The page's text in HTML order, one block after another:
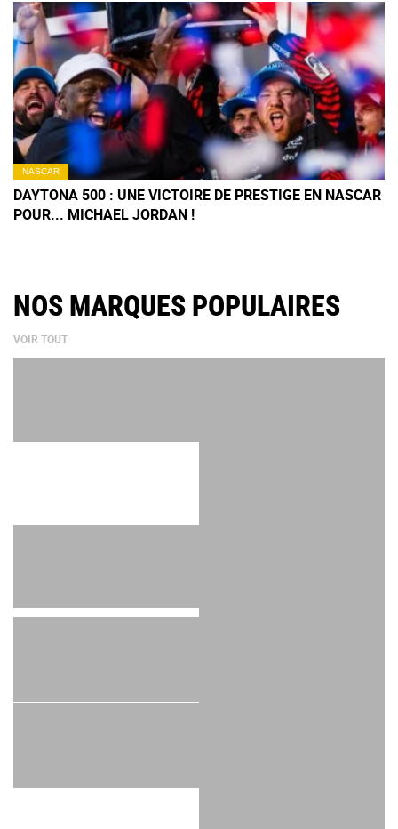
NASCAR
DAYTONA 500 : UNE VICTOIRE DE PRESTIGE EN NASCAR
POUR... MICHAEL JORDAN !
NOS MARQUES POPULAIRES
VOIR TOUT